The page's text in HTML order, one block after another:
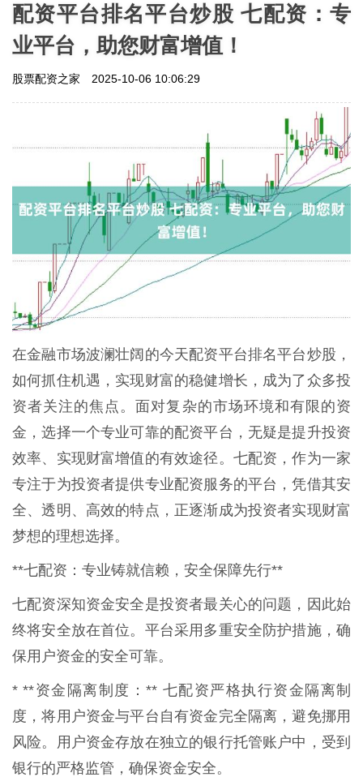
配资平台排名平台炒股 七配资：专
业平台，助您财富增值！
股票配资之家 2025-10-06 10:06:29
在金融市场波澜壮阔的今天配资平台排名平台炒股，
如何抓住机遇，实现财富的稳健增长，成为了众多投
资者关注的焦点。面对复杂的市场环境和有限的资
金，选择一个专业可靠的配资平台，无疑是提升投资
效率、实现财富增值的有效途径。七配资，作为一家
专注于为投资者提供专业配资服务的平台，凭借其安
全、透明、高效的特点，正逐渐成为投资者实现财富
梦想的理想选择。
**七配资：专业铸就信赖，安全保障先行**
七配资深知资金安全是投资者最关心的问题，因此始
终将安全放在首位。平台采用多重安全防护措施，确
保用户资金的安全可靠。
* **资金隔离制度：** 七配资严格执行资金隔离制
度，将用户资金与平台自有资金完全隔离，避免挪用
风险。用户资金存放在独立的银行托管账户中，受到
银行的严格监管，确保资金安全。